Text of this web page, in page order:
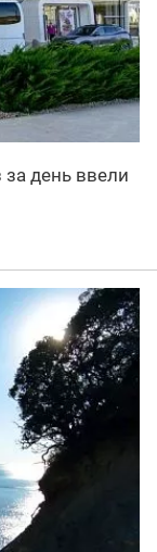
за день ввели